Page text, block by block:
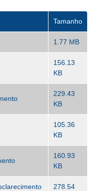
Tamanho
1.77 MB
156.13
KB
229.43
KB
105.36
KB
160.93
KB
278.54